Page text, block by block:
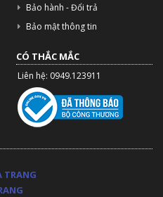
Bảo hành - Đổi trả
Bảo mật thông tin
CÓ THẮC MẮC
Liên hệ: 0949.123911
TRANG